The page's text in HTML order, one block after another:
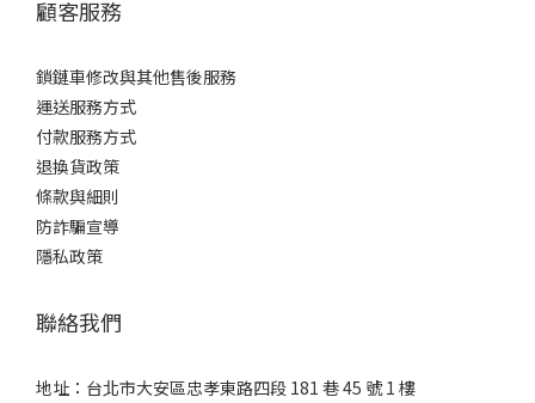
顧客服務
鎖鏈車修改與其他售後服務
運送服務方式
付款服務方式
退換貨政策
條款與細則
防詐騙宣導
隱私政策
聯絡我們
地址：台北市大安區忠孝東路四段 181 巷 45 號 1 樓